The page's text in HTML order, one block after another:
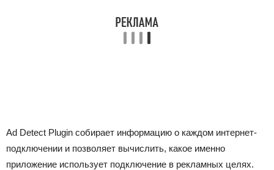
Ad Detect Plugin собирает информацию о каждом интернет-
подключении и позволяет вычислить, какое именно
приложение использует подключение в рекламных целях.